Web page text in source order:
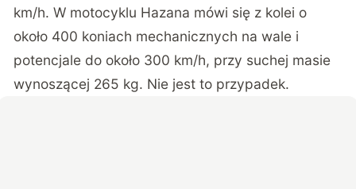
km/h. W motocyklu Hazana mówi się z kolei o
około 400 koniach mechanicznych na wale i
potencjale do około 300 km/h, przy suchej masie
wynoszącej 265 kg. Nie jest to przypadek.